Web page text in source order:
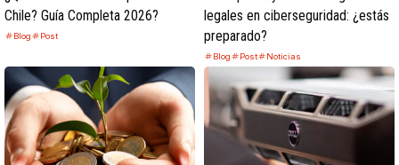
Chile? Guía Completa 2026?
Blog Post
legales en ciberseguridad: ¿estás
preparado?
Blog Post Noticias